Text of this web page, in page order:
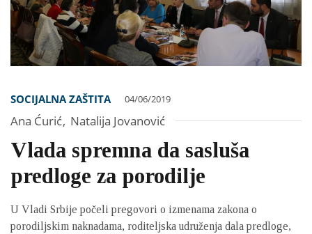
SOCIJALNA ZAŠTITA 04/06/2019
Ana Ćurić, Natalija Jovanović
Vlada spremna da sasluša
predloge za porodilje
U Vladi Srbije počeli pregovori o izmenama zakona o
porodiljskim naknadama, roditeljska udruženja dala predloge,